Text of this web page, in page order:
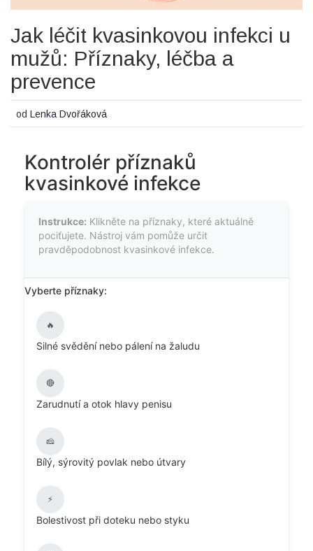
Jak léčit kvasinkovou infekci u
mužů: Příznaky, léčba a
prevence
odLenka Dvořáková
Kontrolér příznaků
kvasinkové infekce
Instrukce: Klikněte na příznaky, které aktuálně
pociťujete. Nástroj vám pomůže určit
pravděpodobnost kvasinkové infekce.
Vyberte příznaky:
🔥
Silné svědění nebo pálení na žaludu
🔴
Zarudnutí a otok hlavy penisu
🧀
Bílý, sýrovitý povlak nebo útvary
⚡
Bolestivost při doteku nebo styku